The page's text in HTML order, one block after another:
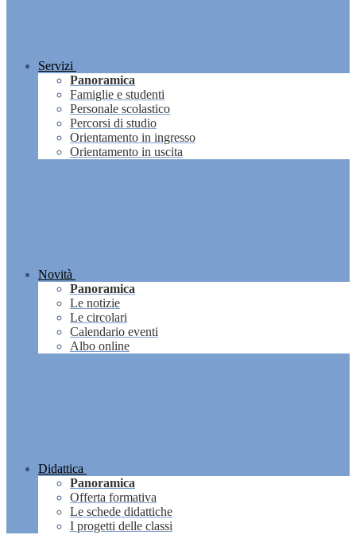
Servizi
Panoramica
Famiglie e studenti
Personale scolastico
Percorsi di studio
Orientamento in ingresso
Orientamento in uscita
Novità
Panoramica
Le notizie
Le circolari
Calendario eventi
Albo online
Didattica
Panoramica
Offerta formativa
Le schede didattiche
I progetti delle classi